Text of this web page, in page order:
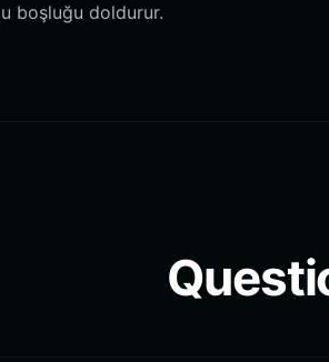
boşluğu doldurur.